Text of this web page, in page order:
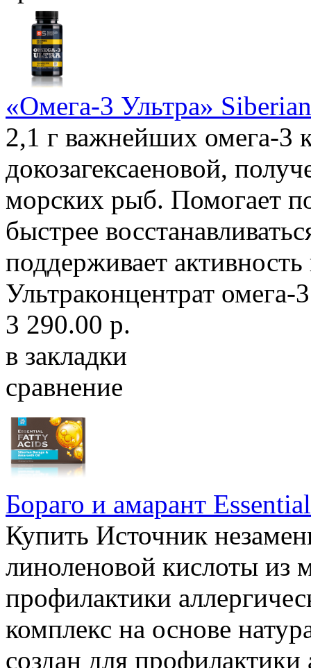
«Омега-3 Ультра»
2,1 г важнейших омега-3
докозагексаеновой,
морских рыб. Помогает
быстрее
поддерживает
Ультраконцентрат
3 290.00 р.
в закладки
сравнение
Бораго и амарант
Купить Источник
линоленовой кислоты из
профилактики
комплекс на основе
создан для